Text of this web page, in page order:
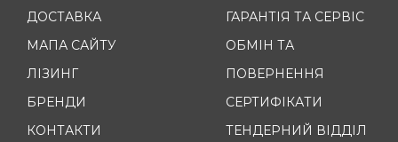
ДОСТАВКА
МАПА САЙТУ
ЛІЗИНГ
БРЕНДИ
КОНТАКТИ
ГАРАНТІЯ ТА СЕРВІС
ОБМІН ТА
ПОВЕРНЕННЯ
СЕРТИФІКАТИ
ТЕНДЕРНИЙ ВІДДІЛ